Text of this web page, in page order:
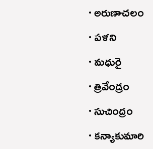
అరుణాచలం
పళని
మధురై
త్రివేండ్రం
సుచింద్రం
కన్యాకుమారి